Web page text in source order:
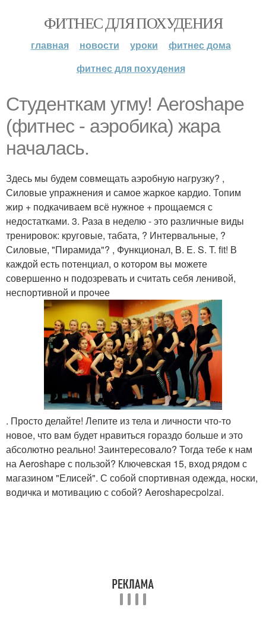
ФИТНЕС ДЛЯ ПОХУДЕНИЯ
главная новости уроки
фитнес дома
фитнес для похудения
Студенткам угму! Aeroshape
(фитнес - аэробика) жара
началась.
Здесь мы будем совмещать аэробную нагрузку? ,
Силовые упражнения и самое жаркое кардио. Топим
жир + подкачиваем всё нужное + прощаемся с
недостатками. 3. Раза в неделю - это различные виды
тренировок: круговые, табата, ? Интервальные, ?
Силовые, "Пирамида"? , Функционал, B. E. S. T. fit! В
каждой есть потенциал, о котором вы можете
совершенно н подозревать и считать себя ленивой,
неспортивной и прочее
. Просто делайте! Лепите из тела и личности что-то
новое, что вам будет нравиться гораздо больше и это
абсолютно реально! Заинтересовало? Тогда тебе к нам
на Aeroshape с пользой? Ключевская 15, вход рядом с
магазином "Елисей". С собой спортивная одежда, носки,
водичка и мотивацию с собой? Aeroshapeсpolzai.